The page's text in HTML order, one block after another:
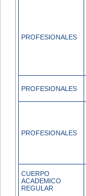
PROFESIONALES
PROFESIONALES
PROFESIONALES
CUERPO
ACADEMICO
REGULAR